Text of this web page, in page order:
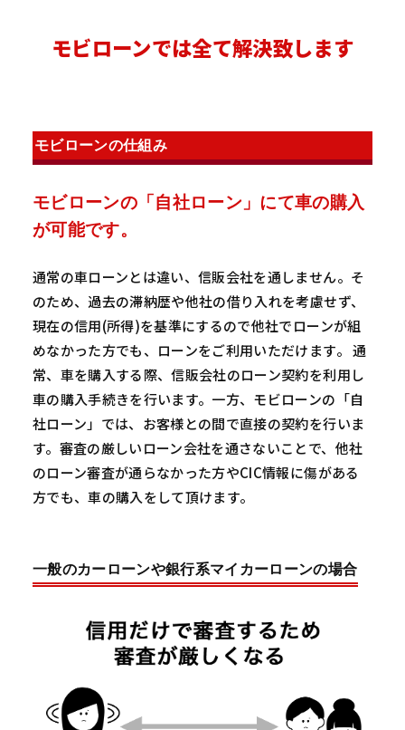
モビローンでは全て解決致します
モビローンの仕組み
モビローンの「自社ローン」にて車の購入
が可能です。
通常の車ローンとは違い、信販会社を通しません。そ
のため、過去の滞納歴や他社の借り入れを考慮せず、
現在の信用(所得)を基準にするので他社でローンが組
めなかった方でも、ローンをご利用いただけます。 通
常、車を購入する際、信販会社のローン契約を利用し
車の購入手続きを行います。一方、モビローンの「自
社ローン」では、お客様との間で直接の契約を行いま
す。審査の厳しいローン会社を通さないことで、他社
のローン審査が通らなかった方やCIC情報に傷がある
方でも、車の購入をして頂けます。
一般のカーローンや銀行系マイカーローンの場合